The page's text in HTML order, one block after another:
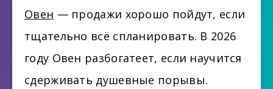
Овен — продажи хорошо пойдут, если
тщательно всё спланировать. В 2026
году Овен разбогатеет, если научится
сдерживать душевные порывы.